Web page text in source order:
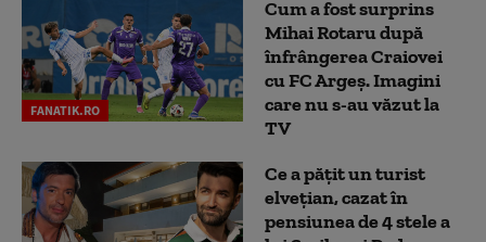
FANATIK.RO
Cum a fost surprins
Mihai Rotaru după
înfrângerea Craiovei
cu FC Argeș. Imagini
care nu s-au văzut la
TV
Ce a pățit un turist
elvețian, cazat în
pensiunea de 4 stele a